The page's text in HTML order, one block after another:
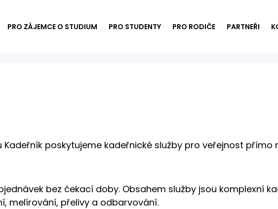
PRO ZÁJEMCE O STUDIUM PRO STUDENTY PRO RODIČE PARTNEŘI
poskytujeme kadeřnické služby pro veřejnost přímo
bez čekací doby. Obsahem služby jsou komplexní
melírování, přelivy a odbarvování.